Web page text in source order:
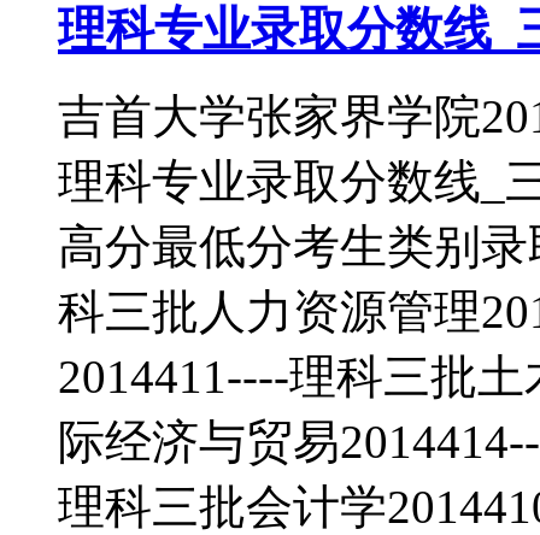
理科专业录取分数线_
吉首大学张家界学院
理科专业录取分数线_
高分最低分考生类别
科三批人力资源管理
2014411----理科三批
际经济与贸易
理科三批会计学